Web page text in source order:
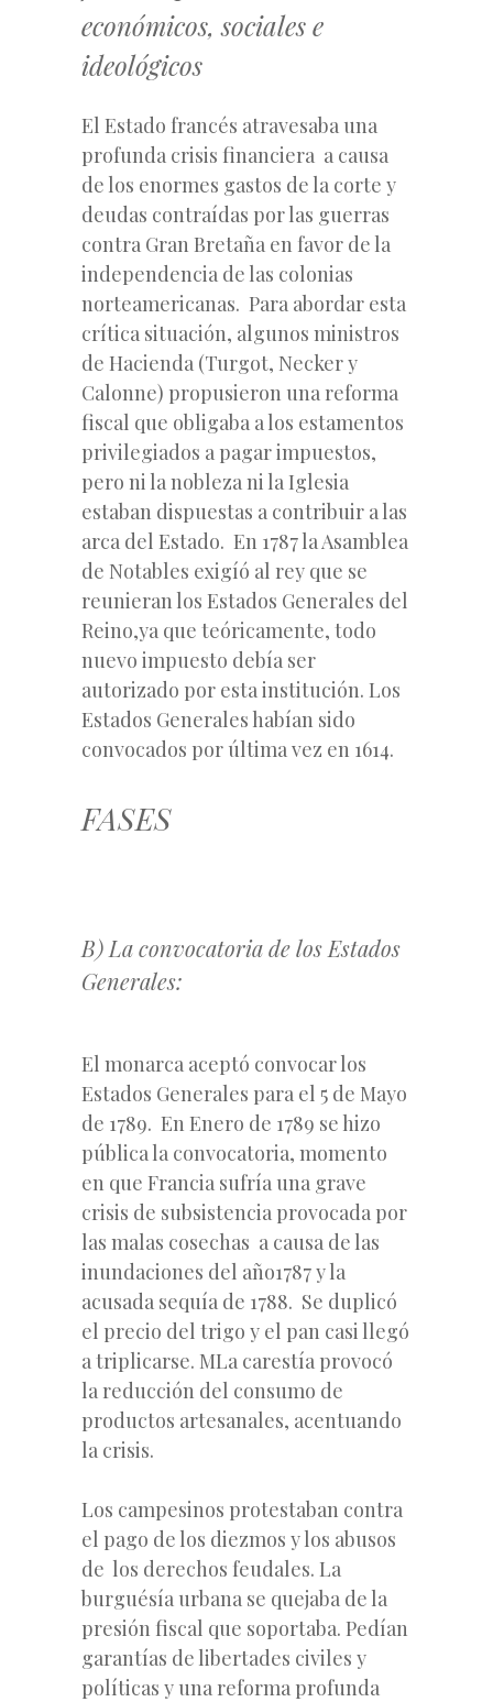
económicos, sociales e
ideológicos
El Estado francés atravesaba una
profunda crisis financiera a causa
de los enormes gastos de la corte y
deudas contraídas por las guerras
contra Gran Bretaña en favor de la
independencia de las colonias
norteamericanas. Para abordar esta
crítica situación, algunos ministros
de Hacienda (Turgot, Necker y
Calonne) propusieron una reforma
fiscal que obligaba a los estamentos
privilegiados a pagar impuestos,
pero ni la nobleza ni la Iglesia
estaban dispuestas a contribuir a las
arca del Estado. En 1787 la Asamblea
de Notables exigíó al rey que se
reunieran los Estados Generales del
Reino,ya que teóricamente, todo
nuevo impuesto debía ser
autorizado por esta institución. Los
Estados Generales habían sido
convocados por última vez en 1614.
FASES
B) La convocatoria de los Estados
Generales:
El monarca aceptó convocar los
Estados Generales para el 5 de Mayo
de 1789. En Enero de 1789 se hizo
pública la convocatoria, momento
en que Francia sufría una grave
crisis de subsistencia provocada por
las malas cosechas a causa de las
inundaciones del año1787 y la
acusada sequía de 1788. Se duplicó
el precio del trigo y el pan casi llegó
a triplicarse. MLa carestía provocó
la reducción del consumo de
productos artesanales, acentuando
la crisis.
Los campesinos protestaban contra
el pago de los diezmos y los abusos
de los derechos feudales. La
burguésía urbana se quejaba de la
presión fiscal que soportaba. Pedían
garantías de libertades civiles y
políticas y una reforma profunda